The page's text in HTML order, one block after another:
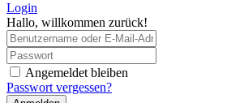
Login
Hallo, willkommen zurück!
Angemeldet bleiben
Passwort vergessen?